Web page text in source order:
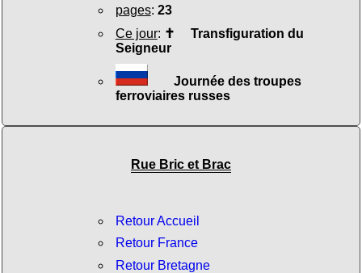
pages: 23
Ce jour: ✝ Transfiguration du
Seigneur
Journée des troupes
ferroviaires russes
Rue Bric et Brac
Retour Accueil
Retour France
Retour Bretagne